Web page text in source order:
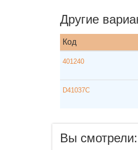
Другие
Код
401240
D41037C
Вы смотрели: